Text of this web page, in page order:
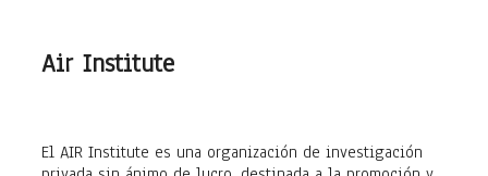
Air Institute
El AIR Institute es una organización de investigación